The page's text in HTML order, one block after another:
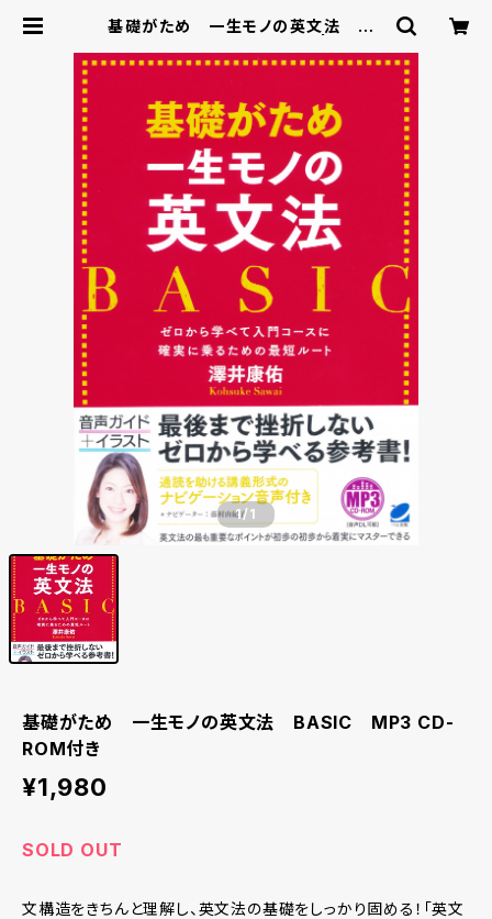
基礎がため 一生モノの英文法 BA
版のオンラインストア
1/1
基礎がため 一生モノの英文法 BASIC MP3 CD-
ROM付き
¥1,980
SOLD OUT
文構造をきちんと理解し、英文法の基礎をしっかり固める！「英文